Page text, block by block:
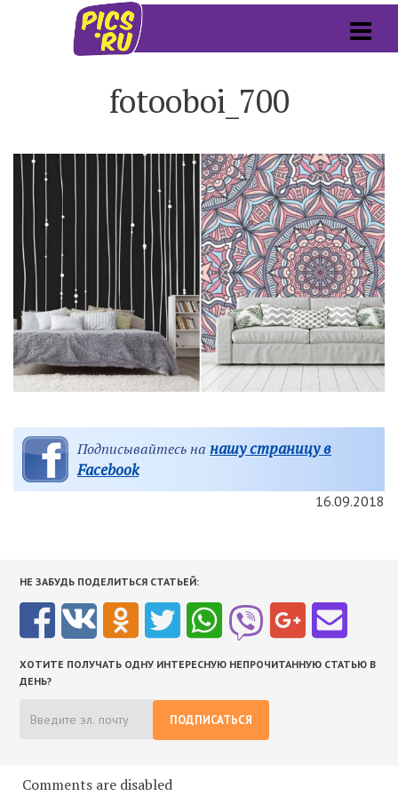
fotooboi_700
Подписывайтесь на нашу страницу в
Facebook
16.09.2018
НЕ ЗАБУДЬ ПОДЕЛИТЬСЯ СТАТЬЕЙ:
ХОТИТЕ ПОЛУЧАТЬ ОДНУ ИНТЕРЕСНУЮ НЕПРОЧИТАННУЮ СТАТЬЮ В
ДЕНЬ?
ПОДПИСАТЬСЯ
Comments are disabled